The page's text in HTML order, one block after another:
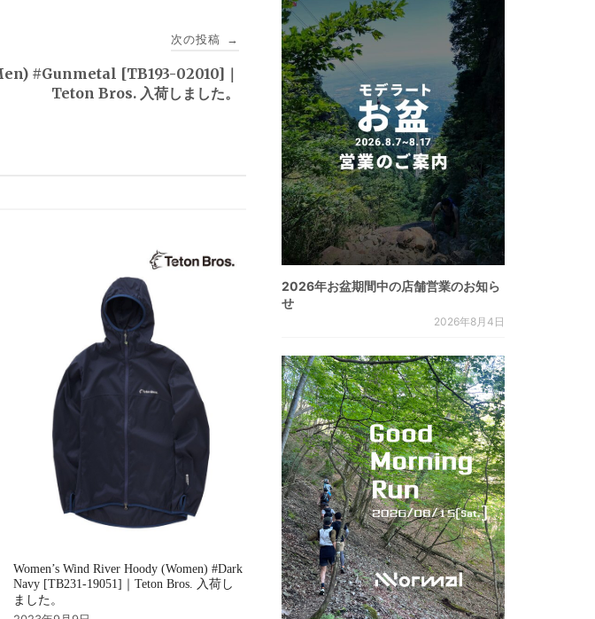
次の投稿 →
#Gunmetal [TB193-02010]｜
Teton Bros. 入荷しました。
Women’s Wind River Hoody (Women) #Dark
Navy [TB231-19051]｜Teton Bros. 入荷し
ました。
2026年お盆期間中の店舗営業のお知ら
せ
2026年8月4日